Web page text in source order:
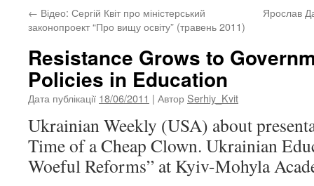
← Відео: Сергій Квіт про міністерський
законопроект “Про вищу освіту” (травень 2011)
Ярослав
Resistance Grows to
Policies in Education
Дата публікації 18/06/2011 | Автор Serhiy_Kvit
Ukrainian Weekly (USA) about
Time of a Cheap Clown. Ukrainian
Woeful Reforms” at Kyiv-Mohyla